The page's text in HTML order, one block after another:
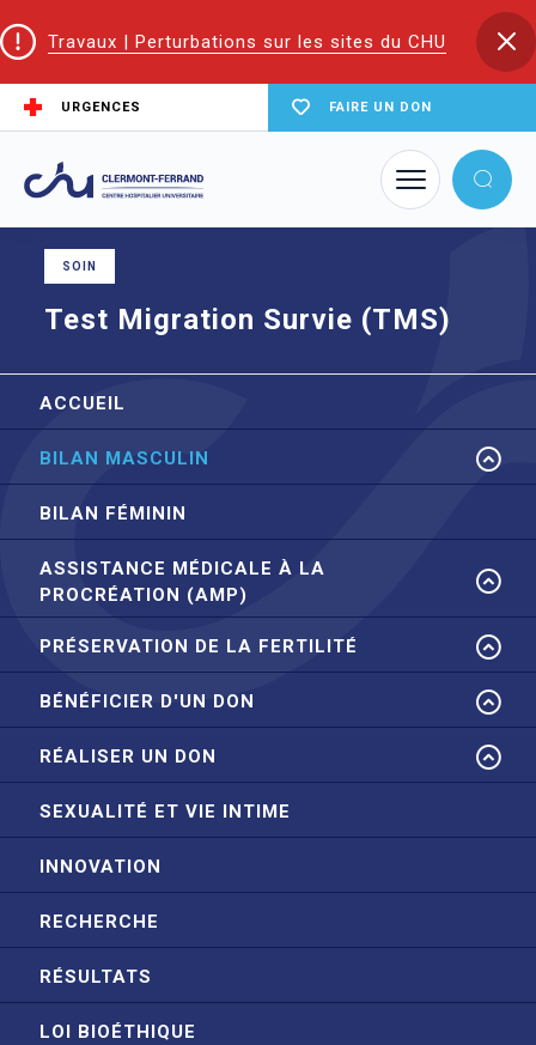
Travaux | Perturbations sur les sites du CHU
URGENCES FAIRE UN DON
Accueil
AMP CECOS
Test Migration Survie (TMS)
SOIN
Test Migration Survie (TMS)
ACCUEIL
BILAN MASCULIN
BILAN FÉMININ
ASSISTANCE MÉDICALE À LA
PROCRÉATION (AMP)
PRÉSERVATION DE LA FERTILITÉ
BÉNÉFICIER D'UN DON
RÉALISER UN DON
SEXUALITÉ ET VIE INTIME
INNOVATION
RECHERCHE
RÉSULTATS
LOI BIOÉTHIQUE